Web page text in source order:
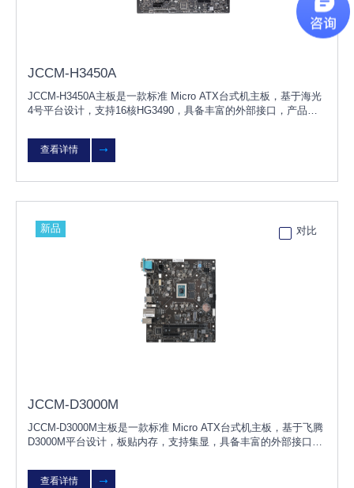
JCCM-H3450A
JCCM-H3450A主板是一款标准 Micro ATX台式机主板，基于海光
4号平台设计，支持16核HG3490，具备丰富的外部接口，产品兼
桌面操作系统，适用于党政、
查看详情
新品 对比
JCCM-D3000M
JCCM-D3000M主板是一款标准 Micro ATX台式机主板，基于飞腾
D3000M平台设计，板贴内存，支持集显，具备丰富的外部接口，
统，适用于党政、金融、能
查看详情